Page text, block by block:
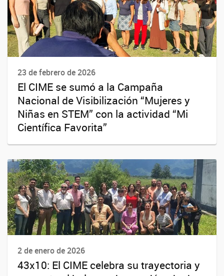
23 de febrero de 2026
El CIME se sumó a la Campaña
Nacional de Visibilización “Mujeres y
Niñas en STEM” con la actividad “Mi
Científica Favorita”
2 de enero de 2026
43x10: El CIME celebra su trayectoria y